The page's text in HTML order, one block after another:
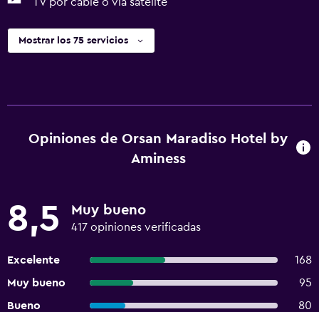
Mostrar los 75 servicios
Opiniones de Orsan Maradiso Hotel by
Aminess
8,5 Muy bueno
417 opiniones verificadas
Excelente
168
Muy bueno
95
Bueno
80